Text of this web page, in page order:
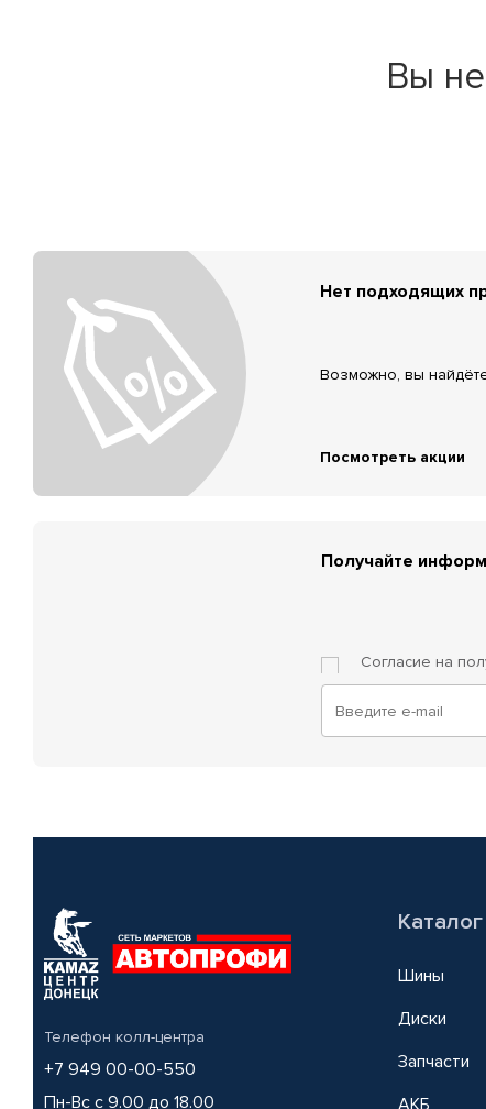
Вы
Нет подходящих
Возможно, вы
Посмотреть акции
Получайте
Согласие на
Телефон колл-центра
+7 949 00-00-550
Пн-Вс с 9.00 до 18.00
Каталог
Шины
Диски
Запчасти
АКБ